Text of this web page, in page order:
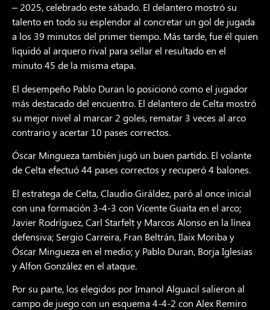
– 2025, celebrado este sábado. El delantero mostró su
talento en todo su esplendor al concretar un gol de jugada
a los 39 minutos del primer tiempo. Más tarde, fue él quien
liquidó al arquero rival para sellar el resultado en el
minuto 45 de la misma etapa.
El desempeño Pablo Duran lo posicionó como el jugador
más destacado del encuentro. El delantero de Celta mostró
su mejor nivel al marcar 2 goles, rematar 3 veces al arco
contrario y acertar 10 pases correctos.
Óscar Mingueza también jugó un buen partido. El volante
de Celta efectuó 44 pases correctos y recuperó 4 balones.
El estratega de Celta, Claudio Giráldez, paró al once inicial
con una formación 3-4-3 con Vicente Guaita en el arco;
Javier Rodríguez, Carl Starfelt y Marcos Alonso en la línea
defensiva; Sergio Carreira, Fran Beltrán, Ilaix Moriba y
Óscar Mingueza en el medio; y Pablo Duran, Borja Iglesias
y Alfon González en el ataque.
Por su parte, los elegidos por Imanol Alguacil salieron al
campo de juego con un esquema 4-4-2 con Alex Remiro